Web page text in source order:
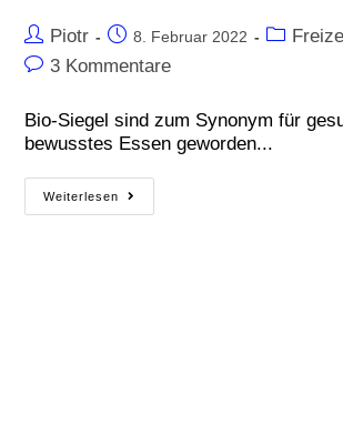
Piotr 8. Februar 2022
3 Kommentare
Bio-Siegel sind zum Synonym für
bewusstes Essen geworden...
Weiterlesen